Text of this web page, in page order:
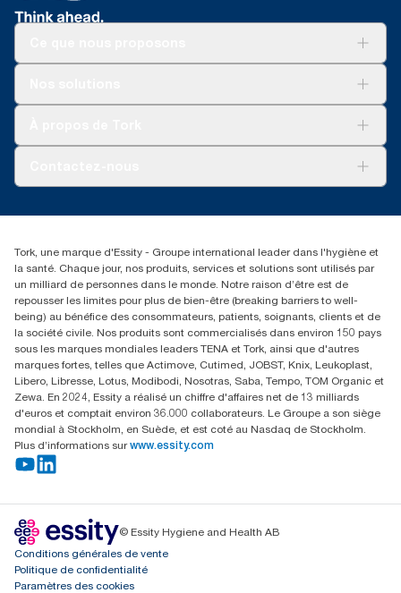
Réclamation pour distributeurs
02 766 05 30
Essity Belgium NV
Berkenlaan 8B
1831 MACHELEN
Tork, une marque d'Essity - Groupe international leader dans l'hygiène et
la santé. Chaque jour, nos produits, services et solutions sont utilisés par
un milliard de personnes dans le monde. Notre raison d’être est de
repousser les limites pour plus de bien-être (breaking barriers to well-
being) au bénéfice des consommateurs, patients, soignants, clients et de
la société civile. Nos produits sont commercialisés dans environ 150 pays
sous les marques mondiales leaders TENA et Tork, ainsi que d'autres
marques fortes, telles que Actimove, Cutimed, JOBST, Knix, Leukoplast,
Libero, Libresse, Lotus, Modibodi, Nosotras, Saba, Tempo, TOM Organic et
Zewa. En 2024, Essity a réalisé un chiffre d'affaires net de 13 milliards
d'euros et comptait environ 36.000 collaborateurs. Le Groupe a son siège
mondial à Stockholm, en Suède, et est coté au Nasdaq de Stockholm.
Plus d’informations sur www.essity.com
© Essity Hygiene and Health AB
Conditions générales de vente
Politique de confidentialité
Paramètres des cookies